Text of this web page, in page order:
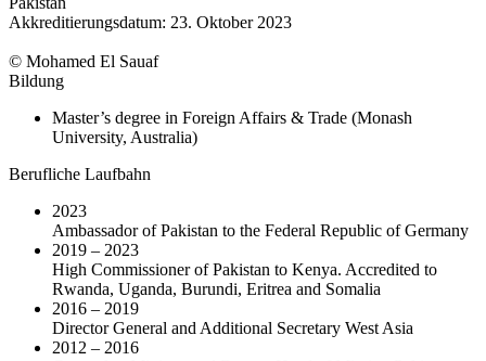
Akkreditierungsdatum: 23. Oktober 2023
© Mohamed El Sauaf
Bildung
Master’s degree in Foreign Affairs & Trade (Monash
University, Australia)
Berufliche Laufbahn
2023
Ambassador of Pakistan to the Federal Republic of Germany
2019 – 2023
High Commissioner of Pakistan to Kenya. Accredited to
Rwanda, Uganda, Burundi, Eritrea and Somalia
2016 – 2019
Director General and Additional Secretary West Asia
2012 – 2016